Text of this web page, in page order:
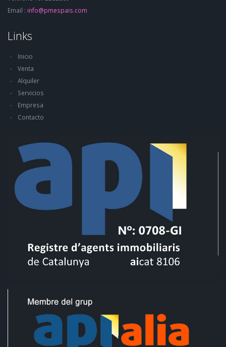
Email : info@pmespais.com
Links
Inicio
Venta
Alquiler
Servicios
Empresa
Contacto